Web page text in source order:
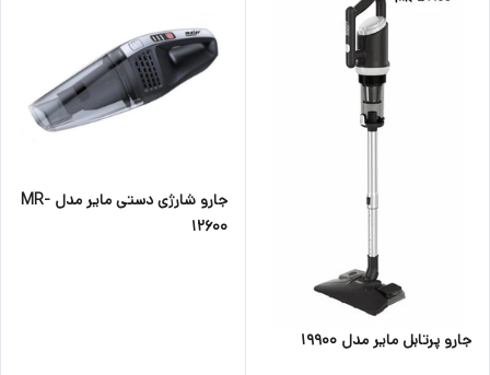
جارو پرتابل مایر مدل 19900
جارو شارژی دستی مایر مدل MR-
12600